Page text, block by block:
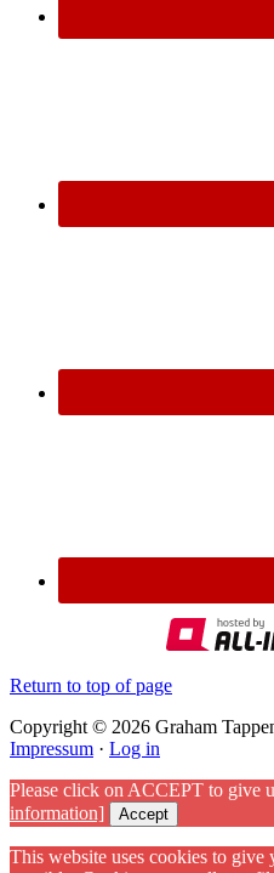
Return to top of page
Copyright © 2026 Graham
Impressum · Log in
Please click on ACCEPT to give
information]
Accept
This website uses cookies to give